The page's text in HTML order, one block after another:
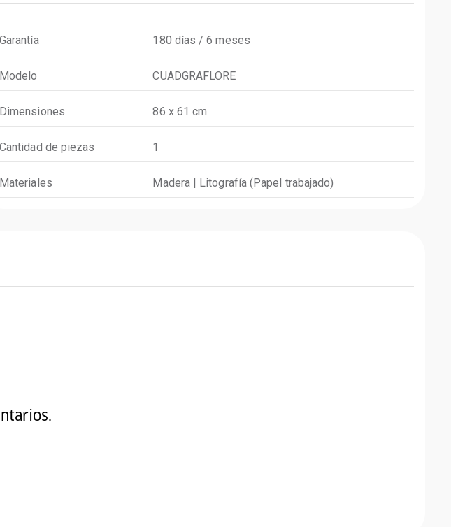
Garantía 180 días / 6 meses
Modelo CUADGRAFLORE
Dimensiones 86 x 61 cm
Cantidad de piezas 1
Materiales Madera | Litografía (Papel trabajado)